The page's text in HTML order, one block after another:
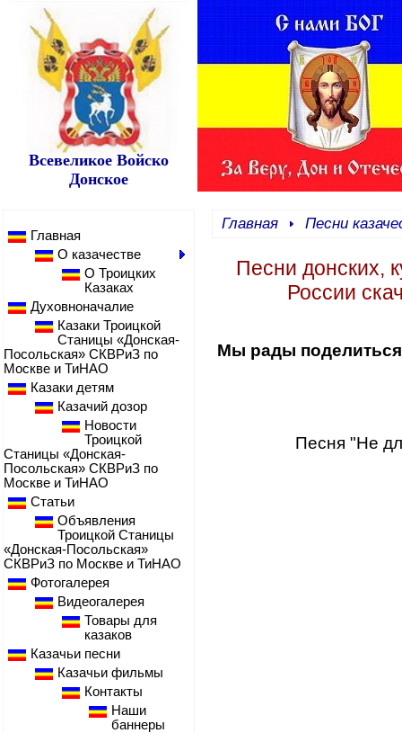
Всевеликое Войско
Донское
Главная
О казачестве
О Троицких
Казаках
Духовноначалие
Казаки Троицкой
Станицы «Донская-
Посольская» СКВРиЗ по
Москве и ТиНАО
Казаки детям
Казачий дозор
Новости
Троицкой
Станицы «Донская-
Посольская» СКВРиЗ по
Москве и ТиНАО
Статьи
Объявления
Троицкой Станицы
«Донская-Посольская»
СКВРиЗ по Москве и ТиНАО
Фотогалерея
Видеогалерея
Товары для
казаков
Казачьи песни
Казачьи фильмы
Контакты
Наши
баннеры
Главная Песни
Песни донских,
России
Мы рады
Песня "Не